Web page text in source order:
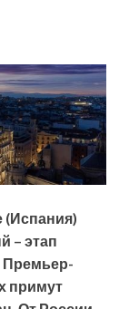
(Испания)
– этап
Премьер-
примут